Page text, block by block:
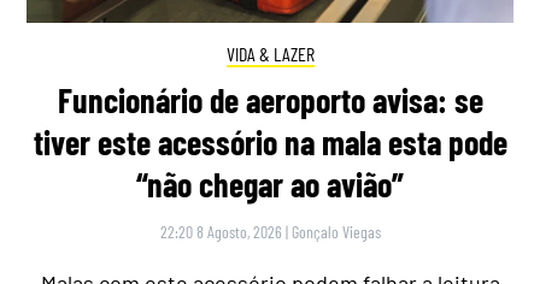
VIDA & LAZER
Funcionário de aeroporto avisa: se
tiver este acessório na mala esta pode
“não chegar ao avião”
22:20 8 Agosto, 2026 | Gonçalo Viegas